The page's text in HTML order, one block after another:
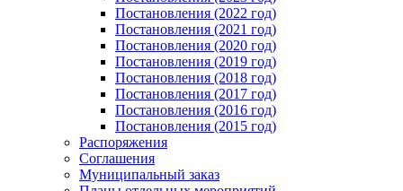
Постановления (2022 год)
Постановления (2021 год)
Постановления (2020 год)
Постановления (2019 год)
Постановления (2018 год)
Постановления (2017 год)
Постановления (2016 год)
Постановления (2015 год)
Распоряжения
Соглашения
Муниципальный заказ